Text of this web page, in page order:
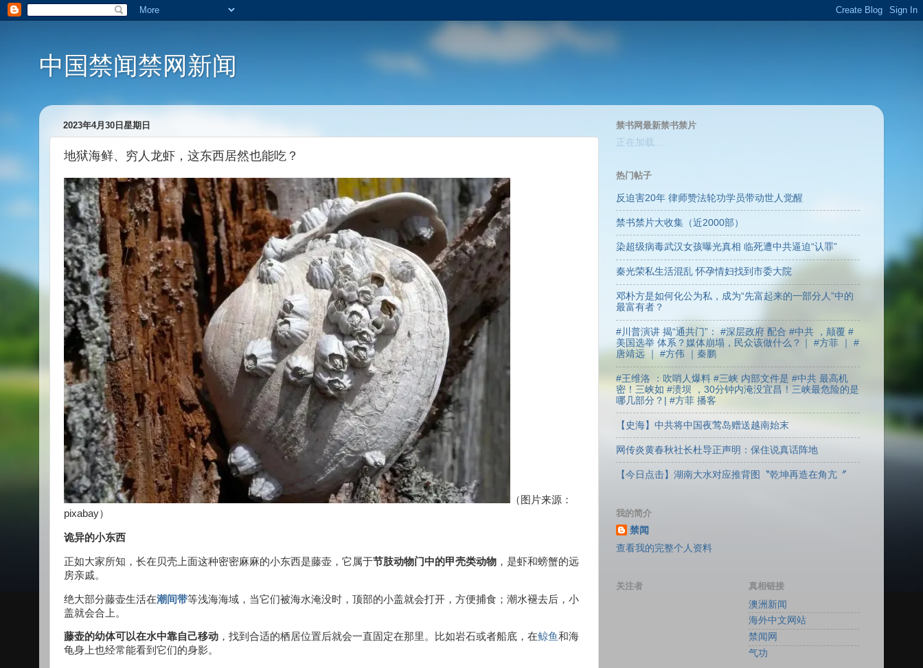
中国禁闻禁网新闻
2023年4月30日星期日
地狱海鲜、穷人龙虾，这东西居然也能吃？
（图片来源：
pixabay）
诡异的小东西
正如大家所知，长在贝壳上面这种密密麻麻的小东西是藤壶，它属于节肢动物门中的甲壳类动物 ，是虾和螃蟹的远
房亲戚。
绝大部分藤壶生活在潮间带等浅海海域，当它们被海水淹没时，顶部的小盖就会打开，方便捕食；潮水褪去后，小
盖就会合上。
藤壶的幼体可以在水中靠自己移动 ，找到合适的栖居位置后就会一直固定在那里。比如岩石或者船底，在鲸鱼和海
龟身上也经常能看到它们的身影。
禁书网最新禁书禁片
正在加载...
热门帖子
反迫害20年 律师赞法轮功学员带动世人觉醒
禁书禁片大收集（近2000部）
染超级病毒武汉女孩曝光真相 临死遭中共逼迫“认罪”
秦光荣私生活混乱 怀孕情妇找到市委大院
邓朴方是如何化公为私，成为“先富起来的一部分人”中的
最富有者？
#川普演讲 揭“通共门”： #深层政府 配合 #中共 ，颠覆 #
美国选举 体系？媒体崩塌，民众该做什么？｜ #方菲 ｜ #
唐靖远 ｜ #方伟 ｜秦鹏
#王维洛 ：吹哨人爆料 #三峡 内部文件是 #中共 最高机
密！三峡如 #溃坝 ，30分钟内淹没宜昌！三峡最危险的是
哪几部分？| #方菲 播客
【史海】中共将中国夜莺岛赠送越南始末
网传炎黄春秋社长杜导正声明：保住说真话阵地
【今日点击】湖南大水对应推背图〝乾坤再造在角亢〞
我的简介
禁闻
查看我的完整个人资料
关注者
真相链接
澳洲新闻
海外中文网站
禁闻网
气功